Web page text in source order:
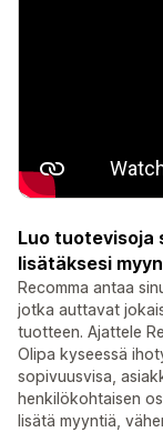
Luo tuotevisoja
lisätäksesi
Recomma antaa
jotka auttavat
tuotteen. Ajattele
Olipa kyseessä
sopivuusvisa,
henkilökohtaisen
lisätä myyntiä,